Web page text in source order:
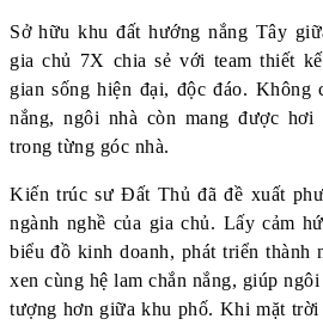
Sở hữu khu đất hướng nắng Tây
gia chủ 7X chia sẻ với team thiết
gian sống hiện đại, độc đáo. Không
nắng, ngôi nhà còn mang được
trong từng góc nhà.
Kiến trúc sư Đất Thủ đã đề xuất
ngành nghề của gia chủ. Lấy cảm
biểu đồ kinh doanh, phát triển thành
xen cùng hệ lam chắn nắng, giúp
tượng hơn giữa khu phố. Khi mặt